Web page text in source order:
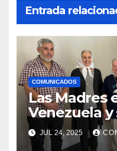
Entrada
COMUNICADOS
Las Madres
Venezuela
con el
Maduro
JUL 24, 2025